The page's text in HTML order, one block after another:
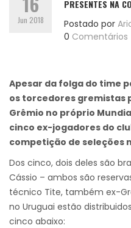
Jun 2018
PRESENTES NA
Postado por
0 Comentários
Apesar da folga do time
os torcedores gremistas
Grêmio no próprio
cinco ex-jogadores do
competição de seleções
Dos cinco, dois deles são
Cássio – ambos são
técnico Tite, também ex-
no Uruguai estão
cinco abaixo: